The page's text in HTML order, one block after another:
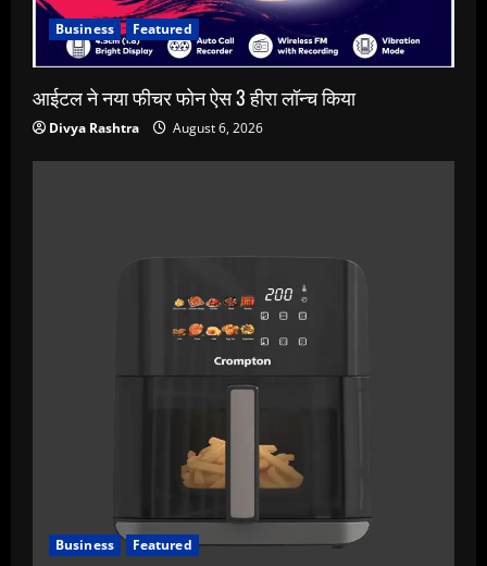
Business Featured
आईटल ने नया फीचर फोन ऐस 3 हीरा लॉन्च किया
Divya Rashtra August 6, 2026
Business Featured